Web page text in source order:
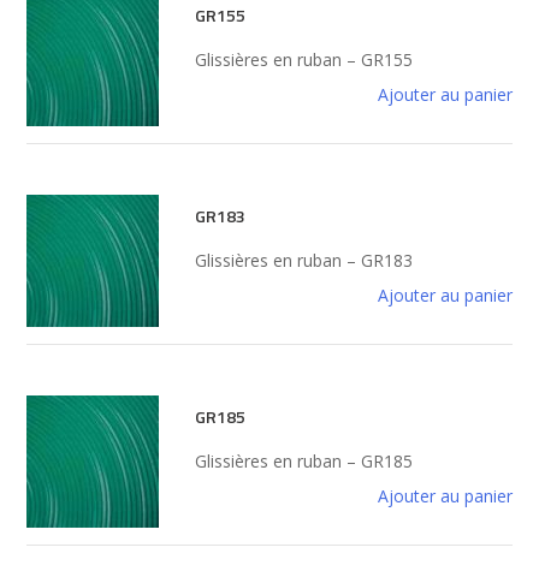
GR155
Glissières en ruban – GR155
Ajouter au panier
GR183
Glissières en ruban – GR183
Ajouter au panier
GR185
Glissières en ruban – GR185
Ajouter au panier